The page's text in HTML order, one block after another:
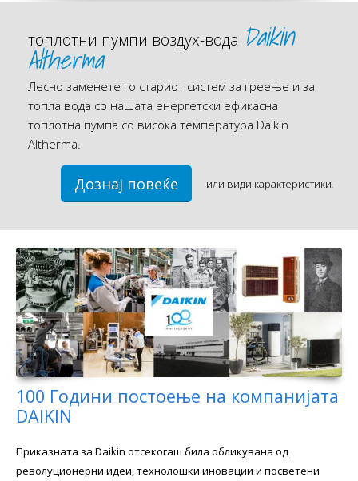
топлотни пумпи воздух-вода Daikin
Altherma
Лесно заменете го стариот систем за греење и за
топла вода со нашата енергетски ефикасна
топлотна пумпа со висока температура Daikin
Altherma.
Дознај повеќе или види карактеристики.
100 Години постоење на компанијата
DAIKIN
Приказната за Daikin отсекогаш била обликувана од
револуционерни идеи, технолошки иновации и посветени